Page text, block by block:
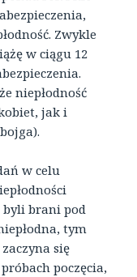
Zwykle
w ciągu 12
niepłodność
jak i
w celu
byli brani pod
tym
się
poczęcia,